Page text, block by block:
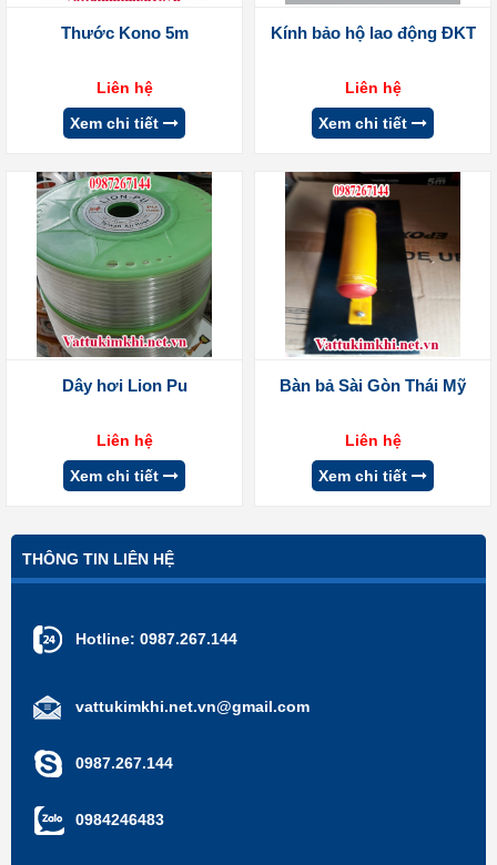
Thước Kono 5m
Liên hệ
Xem chi tiết
Kính bảo hộ lao động ĐKT
Liên hệ
Xem chi tiết
Dây hơi Lion Pu
Liên hệ
Xem chi tiết
Bàn bả Sài Gòn Thái Mỹ
Liên hệ
Xem chi tiết
THÔNG TIN LIÊN HỆ
Hotline: 0987.267.144
vattukimkhi.net.vn@gmail.com
0987.267.144
0984246483